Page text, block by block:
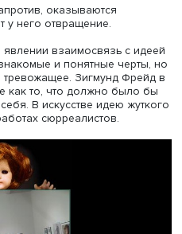
и доступность
американского
был частью
функцию. Однако
не в знакомстве
в искусстве, а в
мира — свободы
стал территорией
художников,